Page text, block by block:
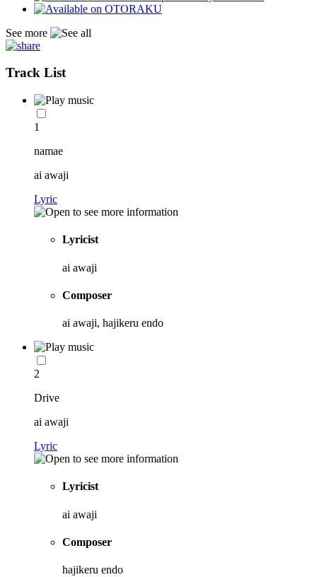
See more
Track List
1
namae
ai awaji
Lyric
Lyricist
ai awaji
Composer
ai awaji, hajikeru endo
2
Drive
ai awaji
Lyric
Lyricist
ai awaji
Composer
hajikeru endo